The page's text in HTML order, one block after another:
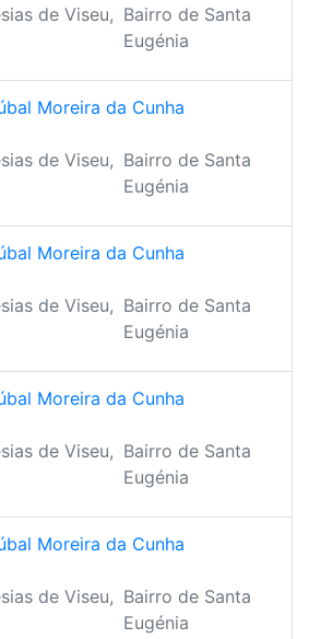
de Viseu, Bairro de Santa
Eugénia
Moreira da Cunha
de Viseu, Bairro de Santa
Eugénia
Moreira da Cunha
de Viseu, Bairro de Santa
Eugénia
Moreira da Cunha
de Viseu, Bairro de Santa
Eugénia
Moreira da Cunha
de Viseu, Bairro de Santa
Eugénia